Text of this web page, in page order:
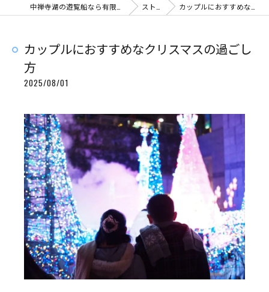
ストーリー カップルにおすすめなクリスマスの過ごし方
カップルにおすすめなクリスマスの過ごし
方
2025/08/01